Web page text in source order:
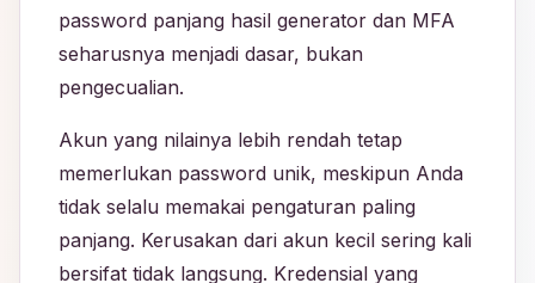
password panjang hasil generator dan MFA
seharusnya menjadi dasar, bukan
pengecualian.
Akun yang nilainya lebih rendah tetap
memerlukan password unik, meskipun Anda
tidak selalu memakai pengaturan paling
panjang. Kerusakan dari akun kecil sering kali
bersifat tidak langsung. Kredensial yang